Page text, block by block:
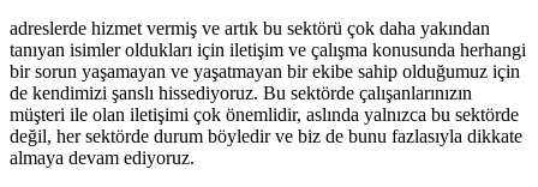
adreslerde hizmet vermiş ve artık bu sektörü çok daha yakından
tanıyan isimler oldukları için iletişim ve çalışma konusunda herhangi
bir sorun yaşamayan ve yaşatmayan bir ekibe sahip olduğumuz için
de kendimizi şanslı hissediyoruz. Bu sektörde çalışanlarınızın
müşteri ile olan iletişimi çok önemlidir, aslında yalnızca bu sektörde
değil, her sektörde durum böyledir ve biz de bunu fazlasıyla dikkate
almaya devam ediyoruz.